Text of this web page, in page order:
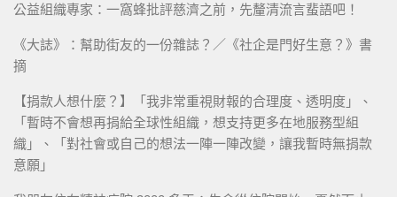
公益組織專家：一窩蜂批評慈濟之前，先釐清流言蜚語吧！
《大誌》：幫助街友的一份雜誌？／《社企是門好生意？》書
摘
【捐款人想什麼？】「我非常重視財報的合理度、透明度」、
「暫時不會想再捐給全球性組織，想支持更多在地服務型組
織」、「對社會或自己的想法一陣一陣改變，讓我暫時無捐款
意願」